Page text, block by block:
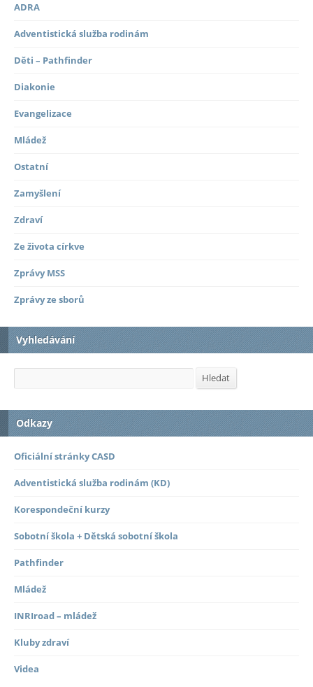
ADRA
Adventistická služba rodinám
Děti – Pathfinder
Diakonie
Evangelizace
Mládež
Ostatní
Zamyšlení
Zdraví
Ze života církve
Zprávy MSS
Zprávy ze sborů
Vyhledávání
Hledat
Odkazy
Oficiální stránky CASD
Adventistická služba rodinám (KD)
Korespondeční kurzy
Sobotní škola + Dětská sobotní škola
Pathfinder
Mládež
INRIroad – mládež
Kluby zdraví
Videa